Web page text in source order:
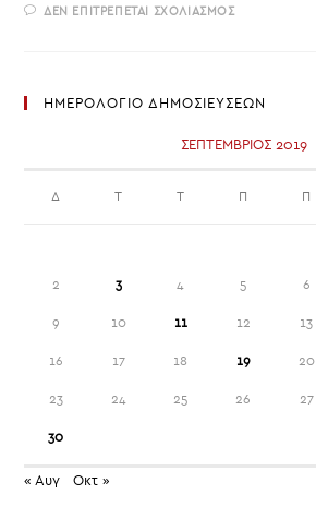
ΔΕΝ ΕΠΙΤΡΈΠΕΤΑΙ ΣΧΟΛΙΑΣΜΌΣΣΤΟ
2019
ΗΜΕΡΟΛΟΓΙΟ ΔΗΜΟΣΙΕΥΣΕΩΝ
ΣΕΠΤΈΜΒΡΙΟΣ 2019
Δ Τ Τ Π Π
2 3 4 5 6
9 10 11 12 13
16 17 18 19 20
23 24 25 26 27
30
« Αυγ Οκτ »